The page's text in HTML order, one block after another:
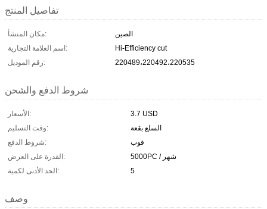
تفاصيل المنتج
مكان المنشأ:
الصين
اسم العلامة التجارية:
Hi-Efficiency cut
رقم الموديل:
220489،220492،220535
شروط الدفع والشحن
الأسعار:
3.7 USD
وقت التسليم:
السلع بقعة
شروط الدفع:
فوب
القدرة على العرض:
5000PC / شهر
الحد الأدنى لكمية:
5
وصف